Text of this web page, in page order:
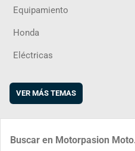
Equipamiento
Honda
Eléctricas
VER MÁS TEMAS